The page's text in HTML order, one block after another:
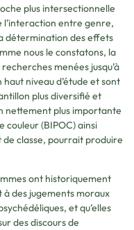
plus intersectionnelle
l’interaction entre genre,
détermination des effets
nous le constatons, la
menées jusqu’à
niveau d’étude et sont
plus diversifié et
nettement plus importante
couleur (BIPOC) ainsi
de classe, pourrait produire
ont historiquement
des jugements moraux
et qu’elles
des discours de